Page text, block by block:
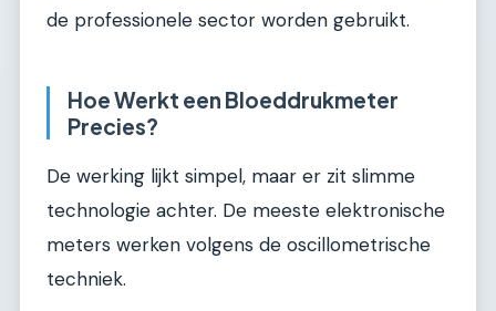
de professionele sector worden gebruikt.
Hoe Werkt een Bloeddrukmeter
Precies?
De werking lijkt simpel, maar er zit slimme
technologie achter. De meeste elektronische
meters werken volgens de oscillometrische
techniek.